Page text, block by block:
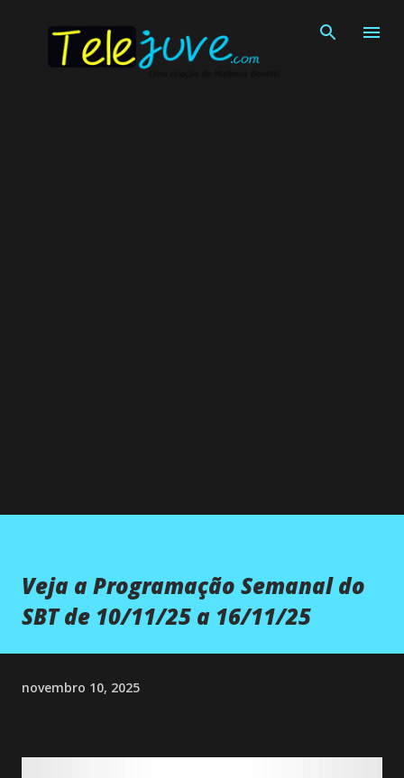
Veja a Programação Semanal do
SBT de 10/11/25 a 16/11/25
novembro 10, 2025